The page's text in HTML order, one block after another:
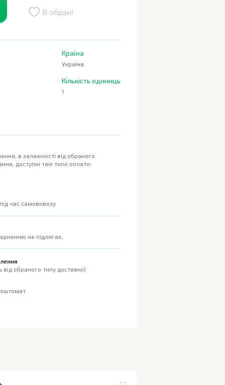
В обрані
Країна
Україна
Кількість одиниць
1
в залежності від обраного
доступні такі типи оплати:
час самовивозу
не підлягає.
обраного типу доставки)